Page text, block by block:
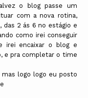
o blog passe um
com a nova rotina,
das 2 ás 6 no estágio e
como irei conseguir
irei encaixar o blog e
e pra completar o time
mas logo logo eu posto